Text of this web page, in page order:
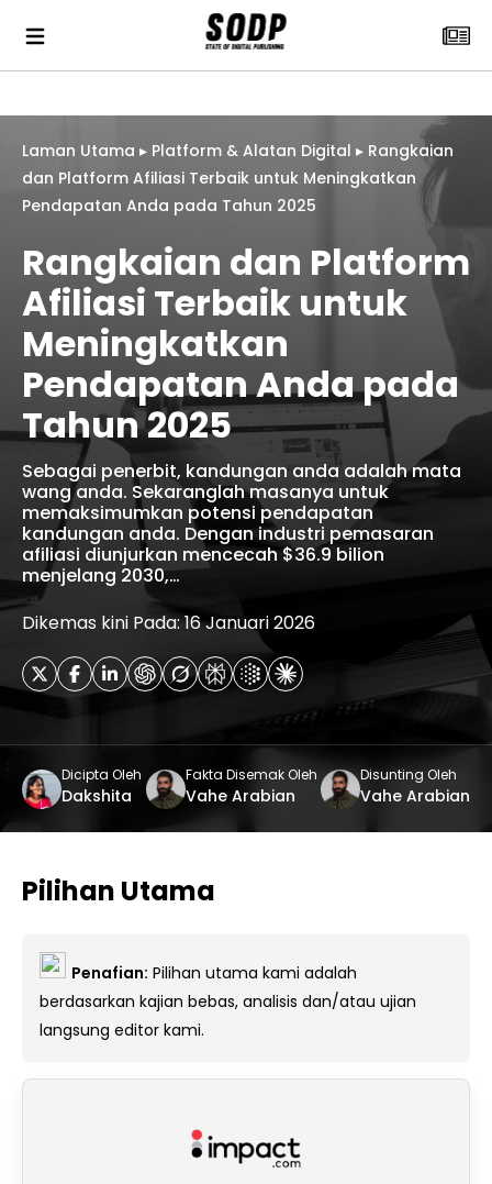
Laman Utama ▸ Platform & Alatan Digital ▸ Rangkaian
dan Platform Afiliasi Terbaik untuk Meningkatkan
Pendapatan Anda pada Tahun 2025
Rangkaian dan Platform
Afiliasi Terbaik untuk
Meningkatkan
Pendapatan Anda pada
Tahun 2025
Sebagai penerbit, kandungan anda adalah mata
wang anda. Sekaranglah masanya untuk
memaksimumkan potensi pendapatan
kandungan anda. Dengan industri pemasaran
afiliasi diunjurkan mencecah $36.9 bilion
menjelang 2030,…
Dikemas kini Pada: 16 Januari 2026
Dicipta Oleh
Dakshita
Fakta Disemak Oleh
Vahe Arabian
Disunting Oleh
Vahe Arabian
Pilihan Utama
Penafian: Pilihan utama kami adalah
berdasarkan kajian bebas, analisis dan/atau ujian
langsung editor kami.